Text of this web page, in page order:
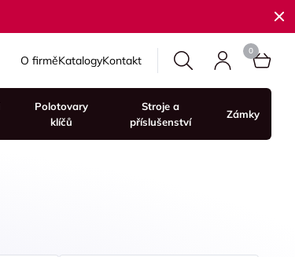
O firměKatalogyKontakt
Polotovary
klíčů
Stroje a
příslušenství
Zámky